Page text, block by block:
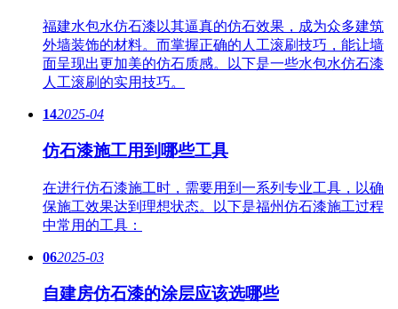
福建水包水仿石漆以其逼真的仿石效果，成为众多建筑
外墙装饰的材料。而掌握正确的人工滚刷技巧，能让墙
面呈现出更加美的仿石质感。以下是一些水包水仿石漆
人工滚刷的实用技巧。
142025-04
仿石漆施工用到哪些工具
在进行仿石漆施工时，需要用到一系列专业工具，以确
保施工效果达到理想状态。以下是福州仿石漆施工过程
中常用的工具：
062025-03
自建房仿石漆的涂层应该选哪些